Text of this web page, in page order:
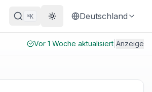
⌘K Theme wechseln
Deutschland
Vor 1 Woche aktualisiert Anzeige